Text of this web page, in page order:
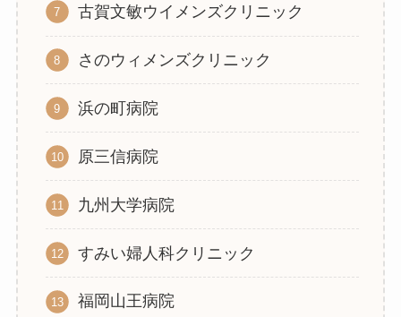
古賀文敏ウイメンズクリニック
さのウィメンズクリニック
浜の町病院
原三信病院
九州大学病院
すみい婦人科クリニック
福岡山王病院